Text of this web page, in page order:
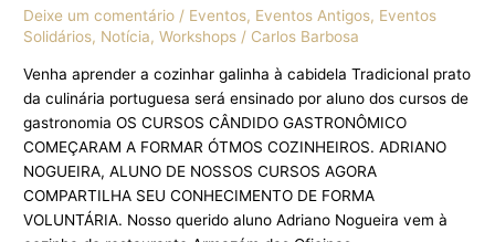
Deixe um comentário / Eventos, Eventos Antigos, Eventos
Solidários, Notícia,Workshops / Carlos Barbosa
Venha aprender a cozinhar galinha à cabidela Tradicional prato
da culinária portuguesa será ensinado por aluno dos cursos de
gastronomia OS CURSOS CÂNDIDO GASTRONÔMICO
COMEÇARAM A FORMAR ÓTMOS COZINHEIROS. ADRIANO
NOGUEIRA, ALUNO DE NOSSOS CURSOS AGORA
COMPARTILHA SEU CONHECIMENTO DE FORMA
VOLUNTÁRIA. Nosso querido aluno Adriano Nogueira vem à